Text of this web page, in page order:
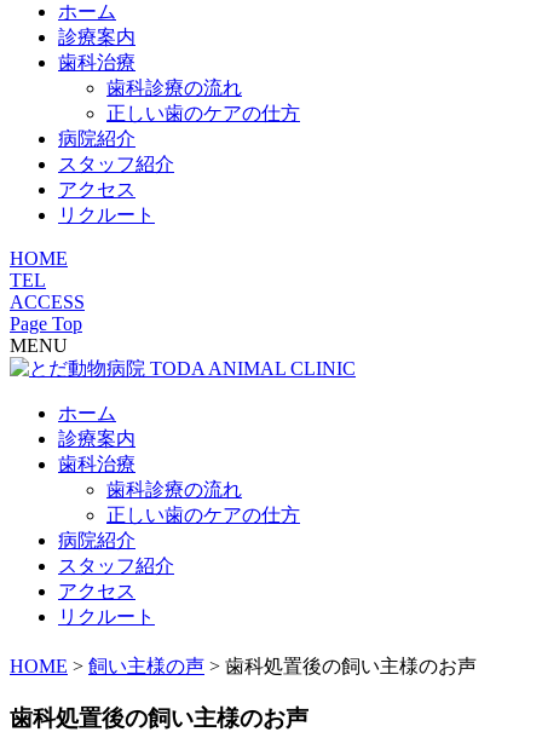
ホーム
診療案内
歯科治療
歯科診療の流れ
正しい歯のケアの仕方
病院紹介
スタッフ紹介
アクセス
リクルート
HOME
TEL
ACCESS
Page Top
MENU
ホーム
診療案内
歯科治療
歯科診療の流れ
正しい歯のケアの仕方
病院紹介
スタッフ紹介
アクセス
リクルート
HOME > 飼い主様の声 > 歯科処置後の飼い主様のお声
歯科処置後の飼い主様のお声